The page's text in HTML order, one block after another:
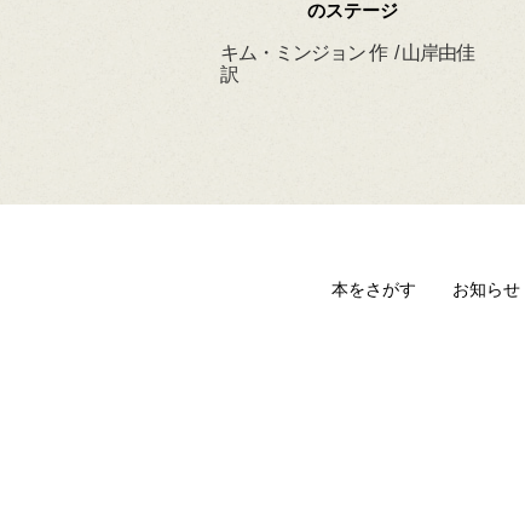
のステージ
キム・ミンジョン 作 / 山岸由佳
訳
本をさがす お知らせ